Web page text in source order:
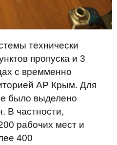
технически
пропуска и 3
с времменно
АР Крым. Для
было выделено
В частности,
рабочих мест и
400